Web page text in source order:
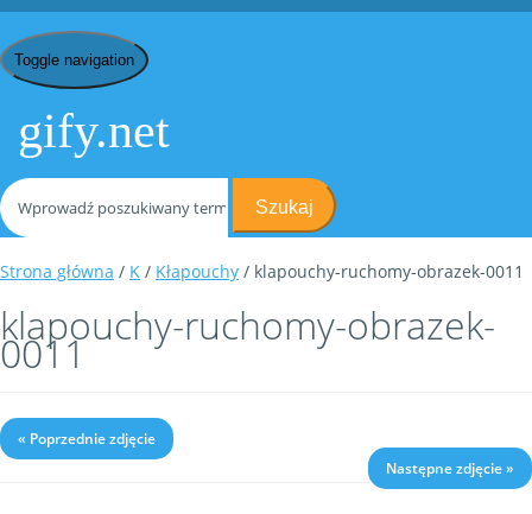
Toggle navigation
gify.net
Szukaj
Strona główna / K / Kłapouchy / klapouchy-ruchomy-obrazek-0011
klapouchy-ruchomy-obrazek-
0011
« Poprzednie zdjęcie
Następne zdjęcie »